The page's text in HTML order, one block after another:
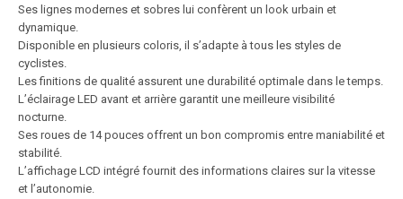
Ses lignes modernes et sobres lui confèrent un look urbain et
dynamique.
Disponible en plusieurs coloris, il s’adapte à tous les styles de
cyclistes.
Les finitions de qualité assurent une durabilité optimale dans le temps.
L’éclairage LED avant et arrière garantit une meilleure visibilité
nocturne.
Ses roues de 14 pouces offrent un bon compromis entre maniabilité et
stabilité.
L’affichage LCD intégré fournit des informations claires sur la vitesse
et l’autonomie.